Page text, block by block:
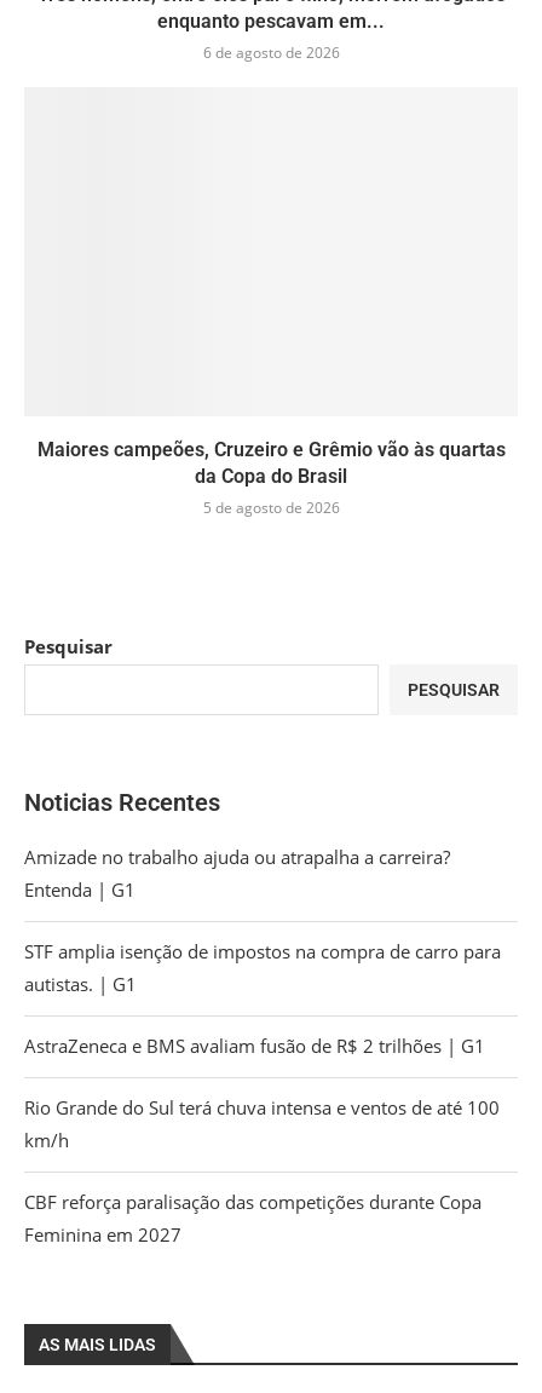
enquanto pescavam em...
6 de agosto de 2026
Maiores campeões, Cruzeiro e Grêmio vão às quartas
da Copa do Brasil
5 de agosto de 2026
Pesquisar
PESQUISAR
Noticias Recentes
Amizade no trabalho ajuda ou atrapalha a carreira?
Entenda | G1
STF amplia isenção de impostos na compra de carro para
autistas. | G1
AstraZeneca e BMS avaliam fusão de R$ 2 trilhões | G1
Rio Grande do Sul terá chuva intensa e ventos de até 100
km/h
CBF reforça paralisação das competições durante Copa
Feminina em 2027
AS MAIS LIDAS